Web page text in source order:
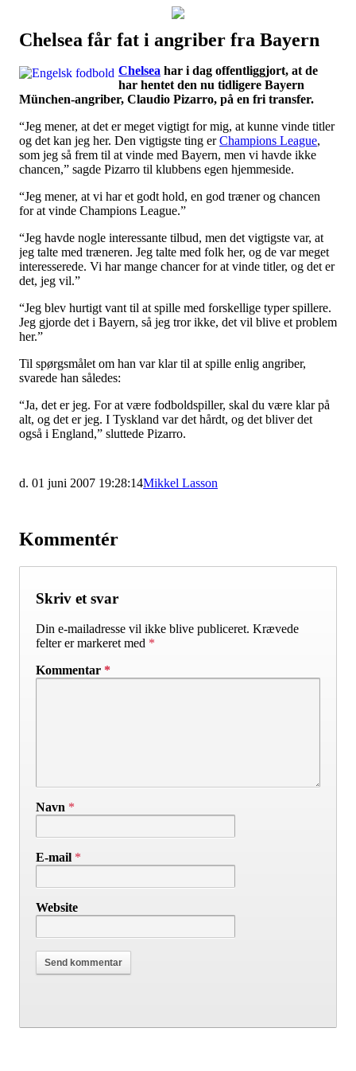
Наши партнеры
лучшие займы
Chelsea får fat i angriber fra Bayern
Chelsea har i dag offentliggjort, at de
har hentet den nu tidligere Bayern
München-angriber, Claudio Pizarro, på en fri transfer.
“Jeg mener, at det er meget vigtigt for mig, at kunne vinde titler
og det kan jeg her. Den vigtigste ting erChampions League,
som jeg så frem til at vinde med Bayern, men vi havde ikke
chancen,” sagde Pizarro til klubbens egen hjemmeside.
“Jeg mener, at vi har et godt hold, en god træner og chancen
for at vinde Champions League.”
“Jeg havde nogle interessante tilbud, men det vigtigste var, at
jeg talte med træneren. Jeg talte med folk her, og de var meget
interesserede. Vi har mange chancer for at vinde titler, og det er
det, jeg vil.”
“Jeg blev hurtigt vant til at spille med forskellige typer spillere.
Jeg gjorde det i Bayern, så jeg tror ikke, det vil blive et problem
her.”
Til spørgsmålet om han var klar til at spille enlig angriber,
svarede han således:
“Ja, det er jeg. For at være fodboldspiller, skal du være klar på
alt, og det er jeg. I Tyskland var det hårdt, og det bliver det
også i England,” sluttede Pizarro.
d. 01 juni 2007 19:28:14Mikkel Lasson
Kommentér
Skriv et svar
Din e-mailadresse vil ikke blive publiceret. Krævede
felter er markeret med *
Kommentar *
Navn *
E-mail *
Website